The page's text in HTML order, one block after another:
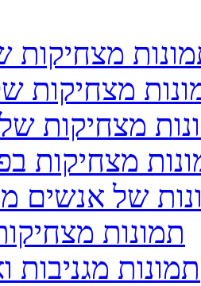
מצחיקות
מצחיקות
מצחיקות
מצחיקות
של אנשים
תמונות
תמונות מגניבות